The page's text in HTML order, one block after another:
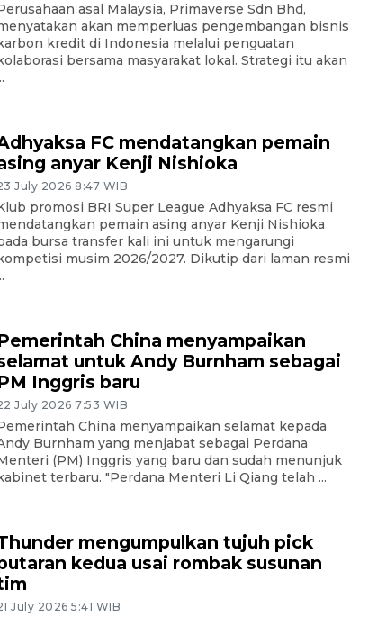
asal Malaysia, Primaverse Sdn Bhd,
akan memperluas pengembangan bisnis
kredit di Indonesia melalui penguatan
bersama masyarakat lokal. Strategi itu akan
FC mendatangkan pemain
anyar Kenji Nishioka
July 2026 8:47 WIB
promosi BRI Super League Adhyaksa FC resmi
pemain asing anyar Kenji Nishioka
bursa transfer kali ini untuk mengarungi
musim 2026/2027. Dikutip dari laman resmi
China menyampaikan
untuk Andy Burnham sebagai
Inggris baru
July 2026 7:53 WIB
China menyampaikan selamat kepada
Burnham yang menjabat sebagai Perdana
(PM) Inggris yang baru dan sudah menunjuk
terbaru. "Perdana Menteri Li Qiang telah ...
mengumpulkan tujuh pick
kedua usai rombak susunan
July 2026 5:41 WIB